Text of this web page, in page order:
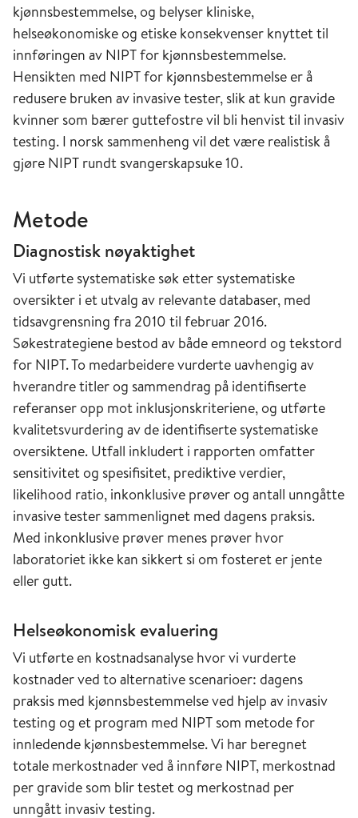
kjønnsbestemmelse, og belyser kliniske,
helseøkonomiske og etiske konsekvenser knyttet til
innføringen av NIPT for kjønnsbestemmelse.
Hensikten med NIPT for kjønnsbestemmelse er å
redusere bruken av invasive tester, slik at kun gravide
kvinner som bærer guttefostre vil bli henvist til invasiv
testing. I norsk sammenheng vil det være realistisk å
gjøre NIPT rundt svangerskapsuke 10.
Metode
Diagnostisk nøyaktighet
Vi utførte systematiske søk etter systematiske
oversikter i et utvalg av relevante databaser, med
tidsavgrensning fra 2010 til februar 2016.
Søkestrategiene bestod av både emneord og tekstord
for NIPT. To medarbeidere vurderte uavhengig av
hverandre titler og sammendrag på identifiserte
referanser opp mot inklusjonskriteriene, og utførte
kvalitetsvurdering av de identifiserte systematiske
oversiktene. Utfall inkludert i rapporten omfatter
sensitivitet og spesifisitet, prediktive verdier,
likelihood ratio, inkonklusive prøver og antall unngåtte
invasive tester sammenlignet med dagens praksis.
Med inkonklusive prøver menes prøver hvor
laboratoriet ikke kan sikkert si om fosteret er jente
eller gutt.
Helseøkonomisk evaluering
Vi utførte en kostnadsanalyse hvor vi vurderte
kostnader ved to alternative scenarioer: dagens
praksis med kjønnsbestemmelse ved hjelp av invasiv
testing og et program med NIPT som metode for
innledende kjønnsbestemmelse. Vi har beregnet
totale merkostnader ved å innføre NIPT, merkostnad
per gravide som blir testet og merkostnad per
unngått invasiv testing.